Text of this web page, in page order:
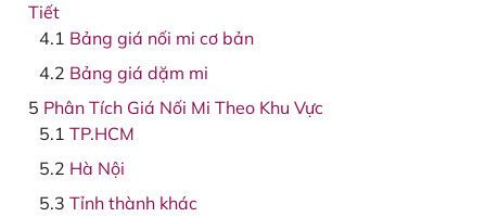
Tiết
Bảng giá nối mi cơ bản
Bảng giá dặm mi
Phân Tích Giá Nối Mi Theo Khu Vực
TP.HCM
Hà Nội
Tỉnh thành khác